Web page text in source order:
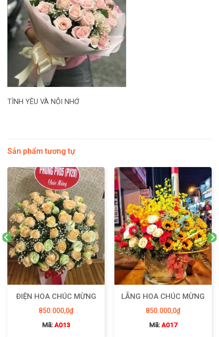
TÌNH YÊU VÀ NỖI NHỚ
Sản phẩm tương tự
ĐIỆN HOA CHÚC MỪNG
850.000,0₫
Mã:A013
LẴNG HOA CHÚC MỪNG
850.000,0₫
Mã:A017